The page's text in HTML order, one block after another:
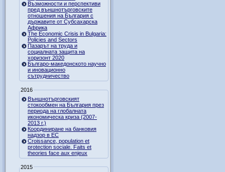
Възможности и перспективи
пред външнотърговските
отношения на България с
държавите от Субсахарска
Африка
The Economic Crisis in Bulgaria:
Policies and Sectors
Пазарът на труда и
социалната защита на
хоризонт 2020
Българо-македонското научно
и иновационно
сътрудничество
2016
Външнотърговският
стокообмен на България през
периода на глобалната
икономическа криза (2007-
2013 г.)
Координиране на банковия
надзор в ЕС
Croissance, population et
protection sociale. Faits et
theories face aux enjeux
2015